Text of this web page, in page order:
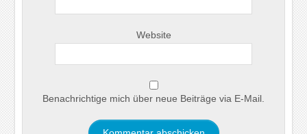
Website
Benachrichtige mich über neue Beiträge via E-Mail.